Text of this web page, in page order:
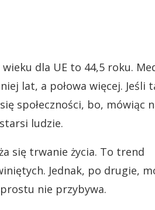
dla UE to 44,5 roku.
lat, a połowa więcej. Jeśli
społeczności, bo, mówiąc
ludzie.
się trwanie życia. To trend
Jednak, po drugie,
nie przybywa.